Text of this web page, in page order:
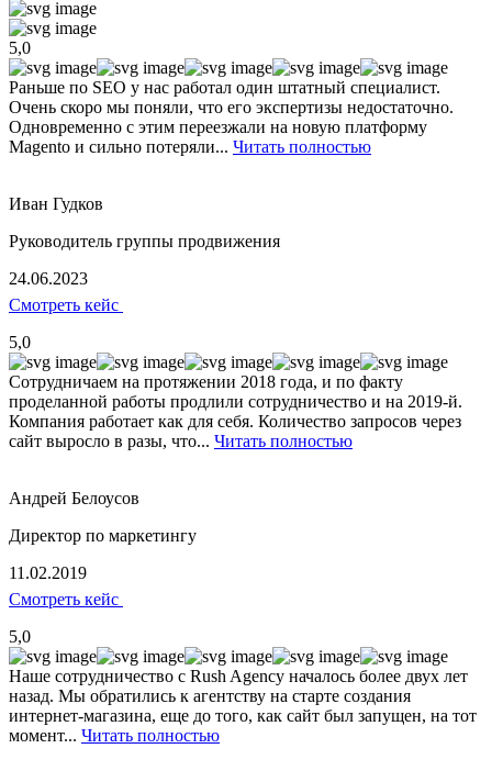
5,0
Раньше по SEO у нас работал один штатный специалист.
Очень скоро мы поняли, что его экспертизы недостаточно.
Одновременно с этим переезжали на новую платформу
Magento и сильно потеряли... Читать полностью
Иван Гудков
Руководитель группы продвижения
24.06.2023
Смотреть кейс
5,0
Сотрудничаем на протяжении 2018 года, и по факту
проделанной работы продлили сотрудничество и на 2019-й.
Компания работает как для себя. Количество запросов через
сайт выросло в разы, что... Читать полностью
Андрей Белоусов
Директор по маркетингу
11.02.2019
Смотреть кейс
5,0
Наше сотрудничество с Rush Agency началось более двух лет
назад. Мы обратились к агентству на старте создания
интернет-магазина, еще до того, как сайт был запущен, на тот
момент... Читать полностью